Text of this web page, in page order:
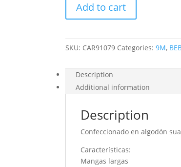
MANGA
LARGA
Add to cart
SKU: CAR91079 Categories:9M,
Description
Additional information
Description
Confeccionado en algodón
Características:
Mangas largas